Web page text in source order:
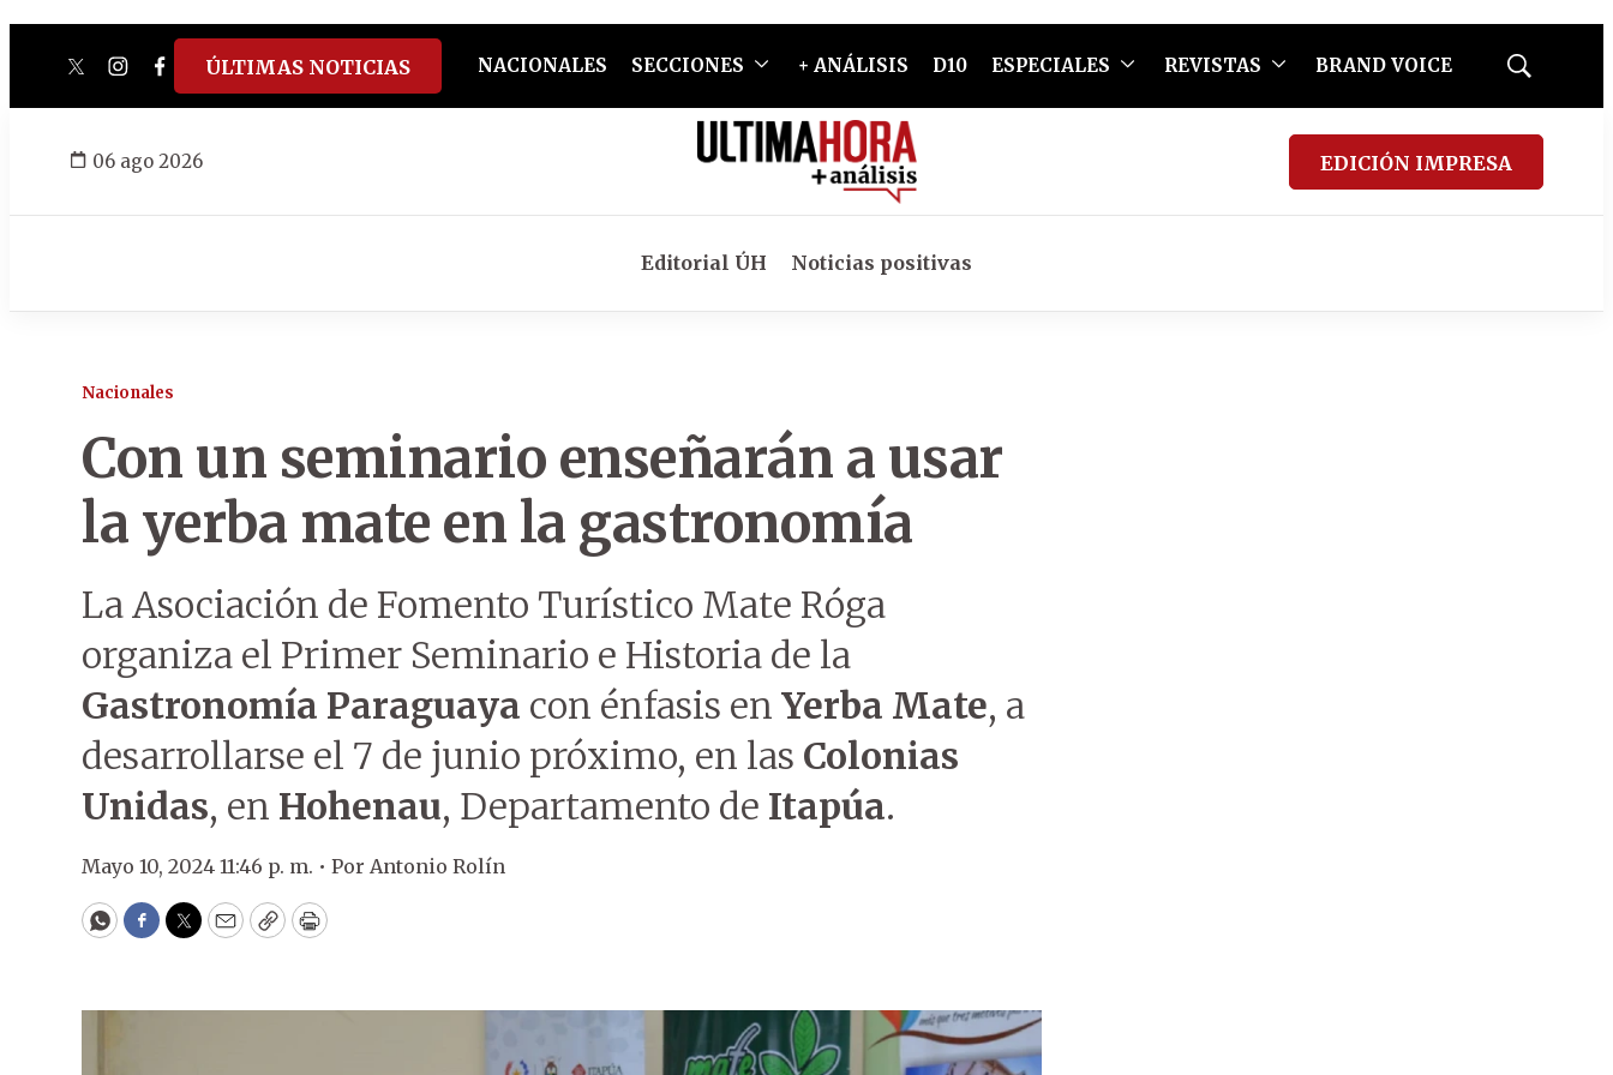
twitterinstagram
facebook
tiktokyoutube
spotify
ÚLTIMAS NOTICIAS NACIONALES SECCIONES + ANÁLISIS D10 ESPECIALES REVISTAS BRAND VOICE
Mostrar
06 ago 2026 EDICIÓN IMPRESA
Editorial ÚH Noticias positivas
Nacionales
Con un seminario enseñarán a usar
la yerba mate en la gastronomía
La Asociación de Fomento Turístico Mate Róga
organiza el Primer Seminario e Historia de la
Gastronomía Paraguaya con énfasis en Yerba Mate, a
desarrollarse el 7 de junio próximo, en las Colonias
Unidas, en Hohenau, Departamento de Itapúa.
Mayo 10, 2024 11:46 p. m. • Por Antonio Rolín
WhatsApp
Facebook
Twitter
EmailCopyPrint